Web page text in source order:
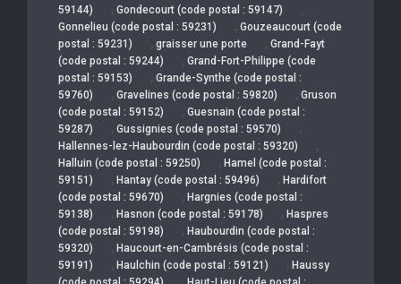
59144)
, Gondecourt (code postal : 59147) ,
Gonnelieu (code postal : 59231) , Gouzeaucourt (code
postal : 59231)
, graisser une porte , Grand-Fayt
(code postal : 59244)
, Grand-Fort-Philippe (code
postal : 59153)
, Grande-Synthe (code postal :
59760)
, Gravelines (code postal : 59820) , Gruson
(code postal : 59152)
, Guesnain (code postal :
59287)
, Gussignies (code postal : 59570) ,
Hallennes-lez-Haubourdin (code postal : 59320) ,
Halluin (code postal : 59250) , Hamel (code postal :
59151)
, Hantay (code postal : 59496) , Hardifort
(code postal : 59670)
, Hargnies (code postal :
59138)
, Hasnon (code postal : 59178) , Haspres
(code postal : 59198)
, Haubourdin (code postal :
59320)
, Haucourt-en-Cambrésis (code postal :
59191)
, Haulchin (code postal : 59121) , Haussy
,